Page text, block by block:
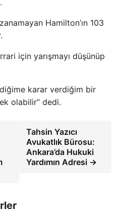
Hamilton’ın 103
için yarışmayı düşünüp
karar verdiğim bir
olabilir” dedi.
Tahsin Yazıcı
Avukatlık Bürosu:
Ankara’da Hukuki
Yardımın Adresi →